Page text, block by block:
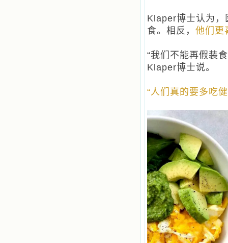
Klaper博士认为，
食。相反， 他们更
“我们不能再假装
Klaper博士说。
“人们真的要多吃